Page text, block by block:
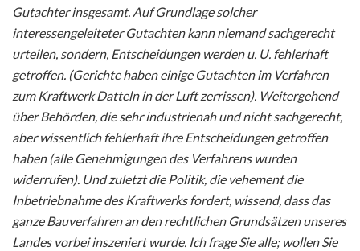
Gutachter insgesamt. Auf Grundlage solcher
interessengeleiteter Gutachten kann niemand sachgerecht
urteilen, sondern, Entscheidungen werden u. U. fehlerhaft
getroffen. (Gerichte haben einige Gutachten im Verfahren
zum Kraftwerk Datteln in der Luft zerrissen). Weitergehend
über Behörden, die sehr industrienah und nicht sachgerecht,
aber wissentlich fehlerhaft ihre Entscheidungen getroffen
haben (alle Genehmigungen des Verfahrens wurden
widerrufen). Und zuletzt die Politik, die vehement die
Inbetriebnahme des Kraftwerks fordert, wissend, dass das
ganze Bauverfahren an den rechtlichen Grundsätzen unseres
Landes vorbei inszeniert wurde. Ich frage Sie alle; wollen Sie